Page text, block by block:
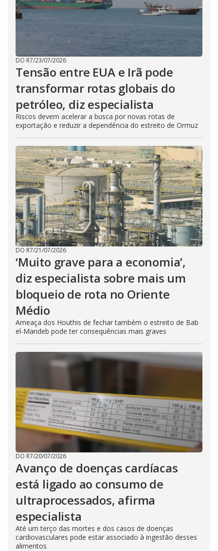
DO R7/23/07/2026
Tensão entre EUA e Irã pode
transformar rotas globais do
petróleo, diz especialista
Riscos devem acelerar a busca por novas rotas de
exportação e reduzir a dependência do estreito de Ormuz
DO R7/21/07/2026
‘Muito grave para a economia’,
diz especialista sobre mais um
bloqueio de rota no Oriente
Médio
Ameaça dos Houthis de fechar também o estreito de Bab
el-Mandeb pode ter consequências mais graves
DO R7/20/07/2026
Avanço de doenças cardíacas
está ligado ao consumo de
ultraprocessados, afirma
especialista
Até um terço das mortes e dos casos de doenças
cardiovasculares pode estar associado à ingestão desses
alimentos